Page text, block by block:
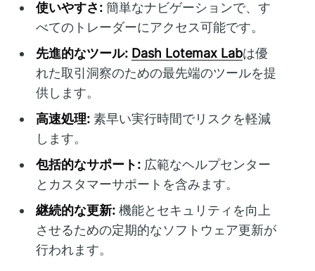
使いやすさ: 簡単なナビゲーションで、す
べてのトレーダーにアクセス可能です。
先進的なツール: Dash Lotemax Labは優
れた取引洞察のための最先端のツールを提
供します。
高速処理: 素早い実行時間でリスクを軽減
します。
包括的なサポート: 広範なヘルプセンター
とカスタマーサポートを含みます。
継続的な更新: 機能とセキュリティを向上
させるための定期的なソフトウェア更新が
行われます。